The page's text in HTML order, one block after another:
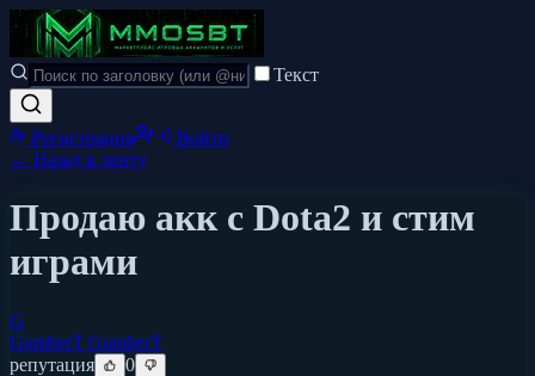
Текст
Регистрация
Войти
← Назад в ленту
Продаю акк с Dota2 и стим
играми
G
GumberT GumberT
репутация
0